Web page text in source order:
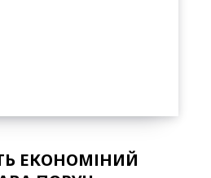
ЕКОНОМІНИЙ